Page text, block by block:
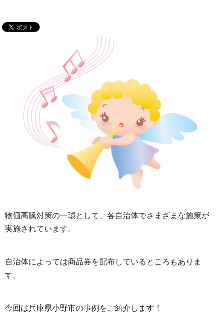
物価高騰対策の一環として、各自治体でさまざまな施策が
実施されています。
自治体によっては商品券を配布しているところもありま
す。
今回は兵庫県小野市の事例をご紹介します！